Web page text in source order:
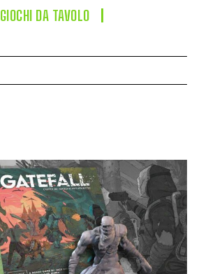
GIOCHI DA TAVOLO